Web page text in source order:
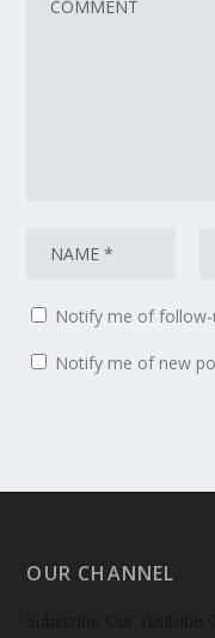
Notify me of
Notify me of new
OUR CHANNEL